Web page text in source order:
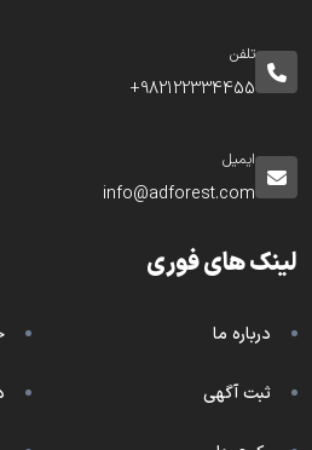
تلفن
982122334455+
ایمیل
info@adforest.com
لینک های فوری
درباره ما
ثبت آگهی